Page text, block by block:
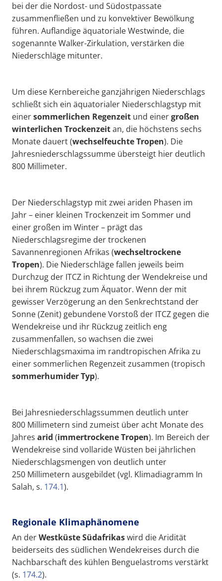
bei der die Nordost- und Südostpassate
zusammenfließen und zu konvektiver Bewölkung
führen. Auflandige äquatoriale Westwinde, die
sogenannte Walker-Zirkulation, verstärken die
Niederschläge mitunter.
Um diese Kernbereiche ganzjährigen Niederschlags
schließt sich ein äquatorialer Niederschlagstyp mit
einersommerlichen Regenzeit und einergroßen
winterlichen Trockenzeitan, die höchstens sechs
Monate dauert (wechselfeuchte Tropen). Die
Jahresniederschlagssumme übersteigt hier deutlich
800 Millimeter.
Der Niederschlagstyp mit zwei ariden Phasen im
Jahr – einer kleinen Trockenzeit im Sommer und
einer großen im Winter – prägt das
Niederschlagsregime der trockenen
Savannenregionen Afrikas (wechseltrockene
Tropen). Die Niederschläge fallen jeweils beim
Durchzug der ITCZ in Richtung der Wendekreise und
bei ihrem Rückzug zum Äquator. Wenn der mit
gewisser Verzögerung an den Senkrechtstand der
Sonne (Zenit) gebundene Vorstoß der ITCZ gegen die
Wendekreise und ihr Rückzug zeitlich eng
zusammenfallen, so wachsen die zwei
Niederschlagsmaxima im randtropischen Afrika zu
einer sommerlichen Regenzeit zusammen (tropisch
sommerhumider Typ).
Bei Jahresniederschlagssummen deutlich unter
800 Millimetern sind zumeist über acht Monate des
Jahres arid (immertrockeneTropen). Im Bereich der
Wendekreise sind vollaride Wüsten bei jährlichen
Niederschlagsmengen von deutlich unter
250 Millimetern ausgebildet (vgl. Klimadiagramm In
Salah, s. 174.1).
Regionale Klimaphänomene
An derWestküste Südafrikaswird die Aridität
beiderseits des südlichen Wendekreises durch die
Nachbarschaft des kühlen Benguelastroms verstärkt
(s. 174.2).